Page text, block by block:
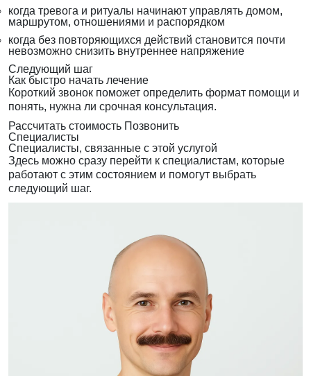
когда тревога и ритуалы начинают управлять домом,
маршрутом, отношениями и распорядком
когда без повторяющихся действий становится почти
невозможно снизить внутреннее напряжение
Следующий шаг
Как быстро начать лечение
Короткий звонок поможет определить формат помощи и
понять, нужна ли срочная консультация.
Рассчитать стоимость Позвонить
Специалисты
Специалисты, связанные с этой услугой
Здесь можно сразу перейти к специалистам, которые
работают с этим состоянием и помогут выбрать
следующий шаг.